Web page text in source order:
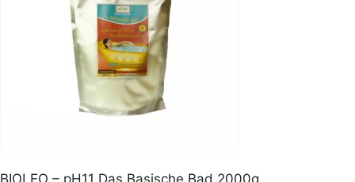
BIOLEO – pH11 Das Basische Bad 2000g